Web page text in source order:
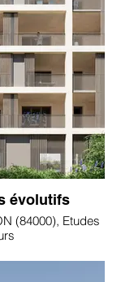
évolutifs
(84000), Etudes